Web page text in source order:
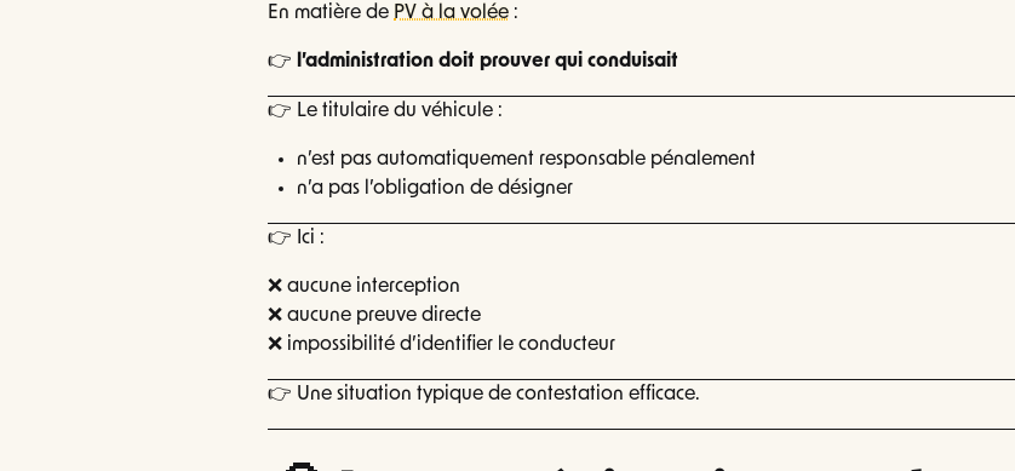
En matière dePV à la volée :
👉l’administration doit prouver qui conduisait
👉 Le titulaire du véhicule :
n’est pas automatiquement responsable pénalement
n’a pas l’obligation de désigner
👉 Ici :
❌ aucune interception
❌ aucune preuve directe
❌ impossibilité d’identifier le conducteur
👉 Une situation typique de contestation efficace.